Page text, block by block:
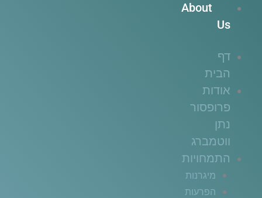
About
Us
דף
הבית
אודות
פרופסור
נתן
ווטמברג
התמחויות
מיגרנות
הפרעות